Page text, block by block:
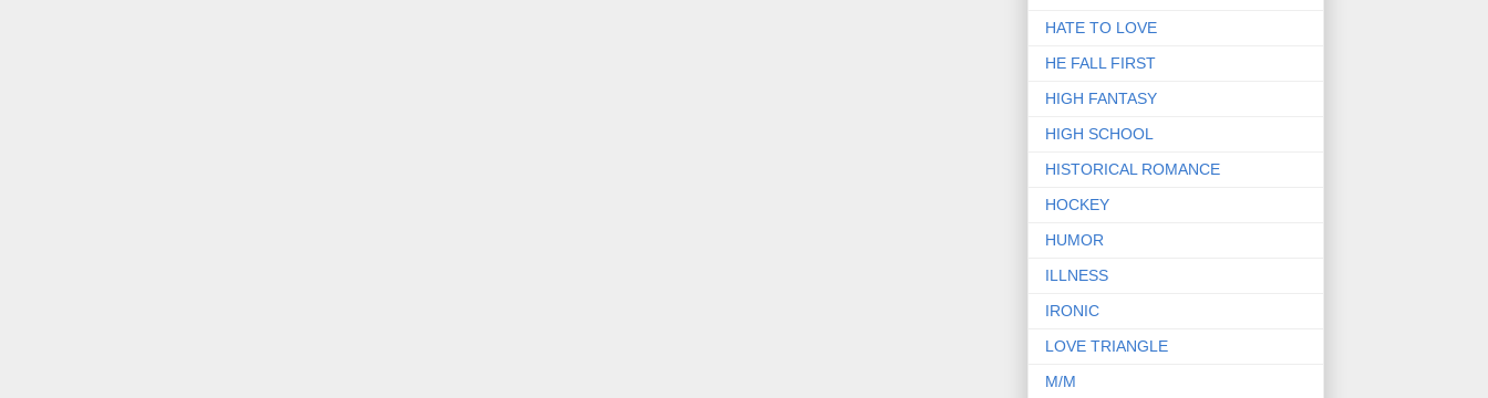
HATE TO LOVE
HE FALL FIRST
HIGH FANTASY
HIGH SCHOOL
HISTORICAL ROMANCE
HOCKEY
HUMOR
ILLNESS
IRONIC
LOVE TRIANGLE
M/M